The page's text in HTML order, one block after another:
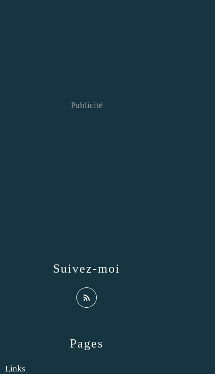
Pages
Links
Suivez-moi
Publicité